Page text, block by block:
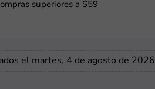
superiores a $59
el martes, 4 de agosto de 2026